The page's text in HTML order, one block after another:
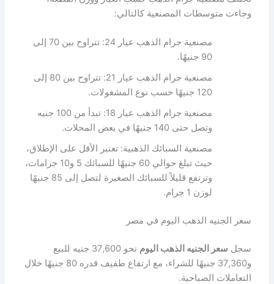
وجاءت متوسطات المصنعية كالتالي:
مصنعية جرام الذهب عيار 24: تتراوح بين 70 إلى
90 جنيهًا.
مصنعية جرام الذهب عيار 21: تتراوح بين 80 إلى
120 جنيهًا حسب نوع المشغولات.
مصنعية جرام الذهب عيار 18: تبدأ من 100 جنيه
وتصل حتى 140 جنيهًا في بعض المحلات.
مصنعية السبائك الذهبية: تعتبر الأقل على الإطلاق،
حيث تبلغ حوالي 60 جنيهًا للسبائك 5 و10 جرامات،
وترتفع قليلاً للسبائك الصغيرة لتصل إلى 85 جنيهًا
لوزن 1 جرام.
سعر الجنيه الذهب اليوم في مصر
سجل سعر الجنيه الذهب اليوم
نحو 37,600 جنيه للبيع
و37,360 جنيهًا للشراء، مع ارتفاع طفيف قدره 80 جنيهًا خلال
التعاملات الصباحية.